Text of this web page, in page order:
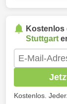
Kostenlos
Stuttgart
Kostenlos.